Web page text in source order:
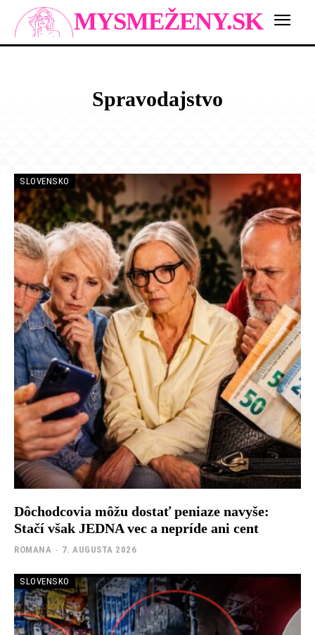
MYSMEŽENY.SK
Spravodajstvo
SLOVENSKO
Dôchodcovia môžu dostať peniaze navyše:
Stačí však JEDNA vec a nepríde ani cent
ROMANA - 7. AUGUSTA 2026
SLOVENSKO